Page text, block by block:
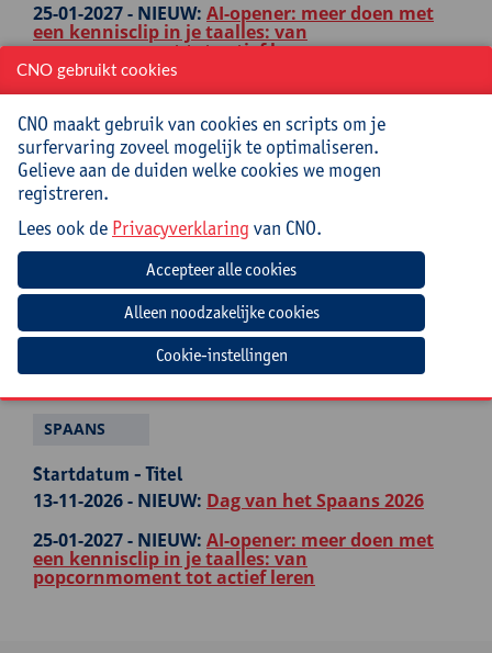
25-01-2027 - NIEUW: AI-opener: meer doen met
een kennisclip in je taalles: van
popcornmoment tot actief leren
17-02-2027 -Nederlands in België en Nederland:
01-03-2027 -Taalzwakke leerlingen in je klas?
Werk met klare taal en digitale tools!
NEDERLANDS VOOR NIEUWKOMERS
Startdatum - Titel
07-01-2027 -Dramatische expressie in de lessen
Taalzwakke leerlingen in je klas?
Werk met klare taal en digitale tools!
SPAANS
Startdatum - Titel
13-11-2026 - NIEUW: Dag van het Spaans 2026
25-01-2027 - NIEUW: AI-opener: meer doen met
een kennisclip in je taalles: van
popcornmoment tot actief leren
CNO gebruikt cookies
CNO maakt gebruik van cookies en scripts om je
surfervaring zoveel mogelijk te optimaliseren.
Gelieve aan de duiden welke cookies we mogen
registreren.
Lees ook de Privacyverklaring van CNO.
Cookie-instellingen